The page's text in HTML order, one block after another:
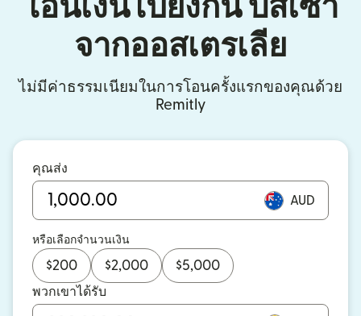
โอนเงินไปยังกินี บิสเซา
จากออสเตรเลีย
ไม่มีค่าธรรมเนียมในการโอนครั้งแรกของคุณด้วย
Remitly
คุณส่ง
AUD
หรือเลือกจำนวนเงิน
$200 $2,000 $5,000
พวกเขาได้รับ